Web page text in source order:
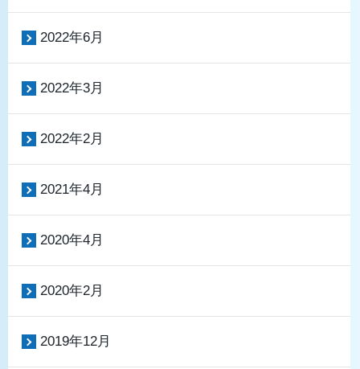
2022年6月
2022年3月
2022年2月
2021年4月
2020年4月
2020年2月
2019年12月